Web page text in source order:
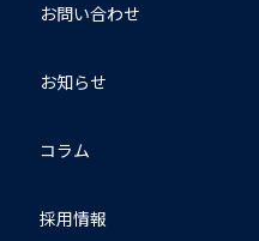
・メイト）奈良のキラリ
掲載
作り元気企業100社」に
お問い合わせ
お知らせ
コラム
採用情報